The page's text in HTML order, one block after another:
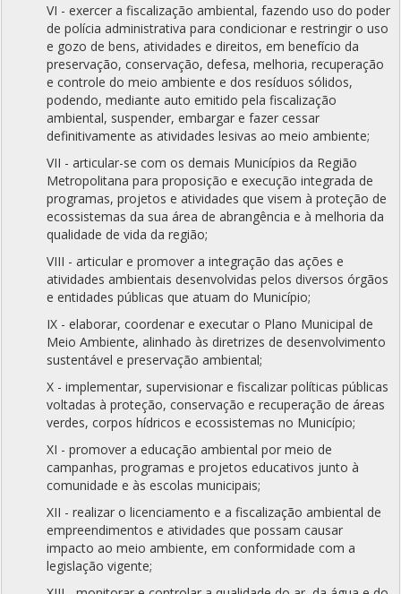
VI - exercer a fiscalização ambiental, fazendo uso do poder
de polícia administrativa para condicionar e restringir o uso
e gozo de bens, atividades e direitos, em benefício da
preservação, conservação, defesa, melhoria, recuperação
e controle do meio ambiente e dos resíduos sólidos,
podendo, mediante auto emitido pela fiscalização
ambiental, suspender, embargar e fazer cessar
definitivamente as atividades lesivas ao meio ambiente;
VII - articular-se com os demais Municípios da Região
Metropolitana para proposição e execução integrada de
programas, projetos e atividades que visem à proteção de
ecossistemas da sua área de abrangência e à melhoria da
qualidade de vida da região;
VIII - articular e promover a integração das ações e
atividades ambientais desenvolvidas pelos diversos órgãos
e entidades públicas que atuam do Município;
IX - elaborar, coordenar e executar o Plano Municipal de
Meio Ambiente, alinhado às diretrizes de desenvolvimento
sustentável e preservação ambiental;
X - implementar, supervisionar e fiscalizar políticas públicas
voltadas à proteção, conservação e recuperação de áreas
verdes, corpos hídricos e ecossistemas no Município;
XI - promover a educação ambiental por meio de
campanhas, programas e projetos educativos junto à
comunidade e às escolas municipais;
XII - realizar o licenciamento e a fiscalização ambiental de
empreendimentos e atividades que possam causar
impacto ao meio ambiente, em conformidade com a
legislação vigente;